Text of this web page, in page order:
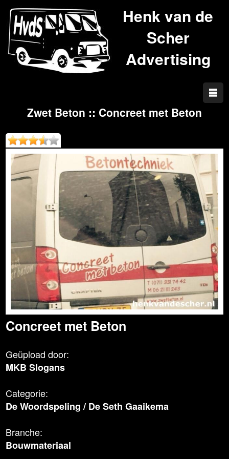
Henk van de
Scher
Advertising
Zwet Beton :: Concreet met Beton
Concreet met Beton
Geüpload door:
MKB Slogans
Categorie:
De Woordspeling /De Seth Gaaikema
Branche:
Bouwmateriaal